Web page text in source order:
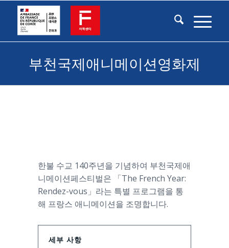
부천국제애니메이션영화제
한불 수교 140주년을 기념하여 부천국제애
니메이션페스티벌은 「The French Year:
Rendez-vous」라는 특별 프로그램을 통
해 프랑스 애니메이션을 조명합니다.
세부 사항